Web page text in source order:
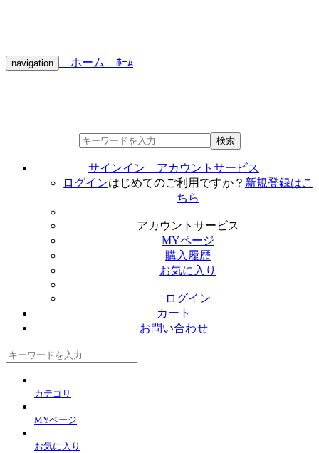
navigation ホーム ﾎｰﾑ
検索
サインイン
アカウントサービス
ログインはじめてのご利用ですか？ 新規登録はこ
ちら
アカウントサービス
MYページ
購入履歴
お気に入り
ログイン
カート
お問い合わせ
カテゴリ
MYページ
お気に入り